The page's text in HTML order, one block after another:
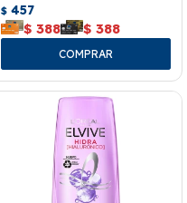
$ 457
$ 388 $ 388